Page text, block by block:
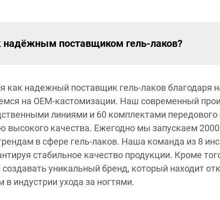
надёжным поставщиком гель-лаков?
как надежный поставщик гель-лаков
на OEM-кастомизации. Наш современный
линиями и 60 комплектами
высокого качества. Ежегодно мы запускаем
в сфере гель-лаков. Наша команда из 8
стабильное качество продукции. Кроме
уникальный бренд, который находит
индустрии ухода за ногтями.